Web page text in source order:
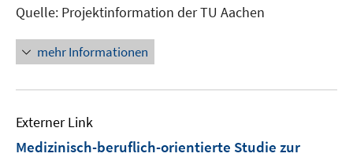
Quelle: Projektinformation der TU Aachen
mehr Informationen
Externer Link
Medizinisch-beruflich-orientierte Studie zur